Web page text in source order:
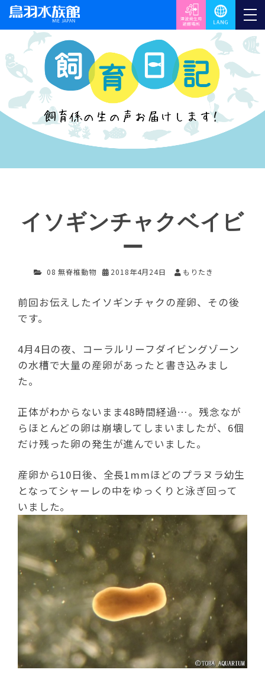
イソギンチャクベイビ
ー
08 無脊椎動物 2018年4月24日 もりたき
前回お伝えしたイソギンチャクの産卵、その後
です。
4月4日の夜、コーラルリーフダイビングゾーン
の水槽で大量の産卵があったと書き込みまし
た。
正体がわからないまま48時間経過…。残念なが
らほとんどの卵は崩壊してしまいましたが、6個
だけ残った卵の発生が進んでいました。
産卵から10日後、全長1mmほどのプラヌラ幼生
となってシャーレの中をゆっくりと泳ぎ回って
いました。